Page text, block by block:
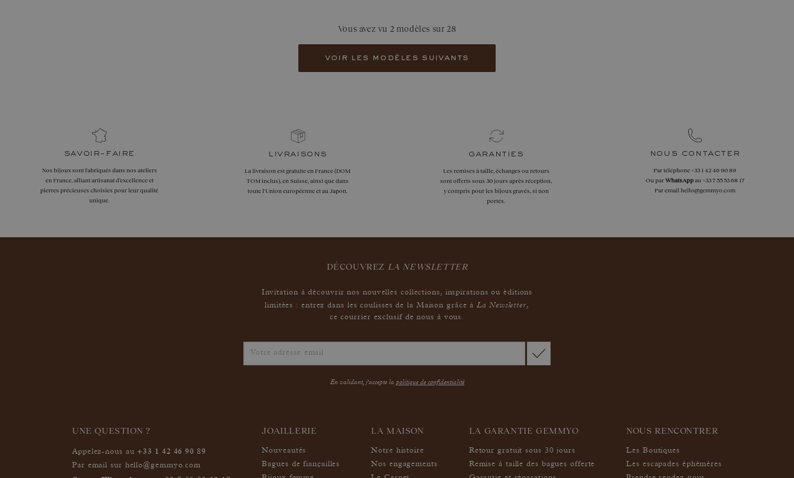
Vous avez vu 2 modèles sur 28
voir les modèles suivants
savoir-faire
Nos bijoux sont fabriqués dans nos ateliers
en France, alliant artisanat d’excellence et
pierres précieuses choisies pour leur qualité
unique.
livraisons
La livraison est gratuite en France (DOM
TOM inclus), en Suisse, ainsi que dans
toute l'Union européenne et au Japon.
garanties
Les remises à taille, échanges ou retours
sont offerts sous 30 jours après réception,
y compris pour les bijoux gravés, si non
portés.
nous contacter
Par téléphone+33 1 42 46 90 89
Ou parWhatsAppau +33 7 55 53 68 17
Par email hello@gemmyo.com
DÉCOUVREZ LA NEWSLETTER
Invitation à découvrir nos nouvelles collections, inspirations ou éditions
limitées : entrez dans les coulisses de la Maison grâce àLa Newsletter,
ce courrier exclusif de nous à vous.
En validant, j'accepte la politique de confidentialité
UNE QUESTION ?
Appelez-nous au +33 1 42 46 90 89
Par email sur hello@gemmyo.com
JOAILLERIE
Nouveautés
Bagues de fiançailles
LA MAISON
Notre histoire
Nos engagements
LA GARANTIE GEMMYO
Retour gratuit sous 30 jours
Remise à taille des bagues offerte
NOUS RENCONTRER
Les Boutiques
Les escapades éphémères